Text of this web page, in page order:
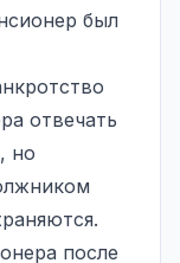
был
отвечать
но
после